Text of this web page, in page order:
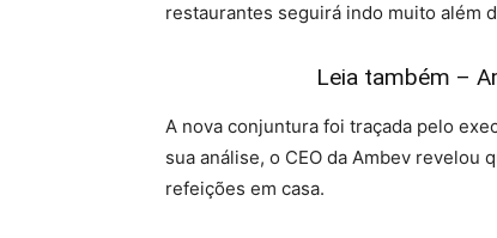
restaurantes seguirá indo muito além
Leia também –
A nova conjuntura foi traçada pelo
sua análise, o CEO da Ambev revelou
refeições em casa.